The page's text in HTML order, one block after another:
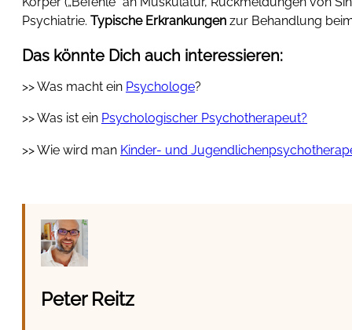
Psychiatrie. Typische Erkrankungen zur Behandlung
Das könnte Dich auch interessieren:
>> Was macht ein Psychologe?
>> Was ist ein Psychologischer Psychotherapeut?
>> Wie wird man Kinder- und
Peter Reitz